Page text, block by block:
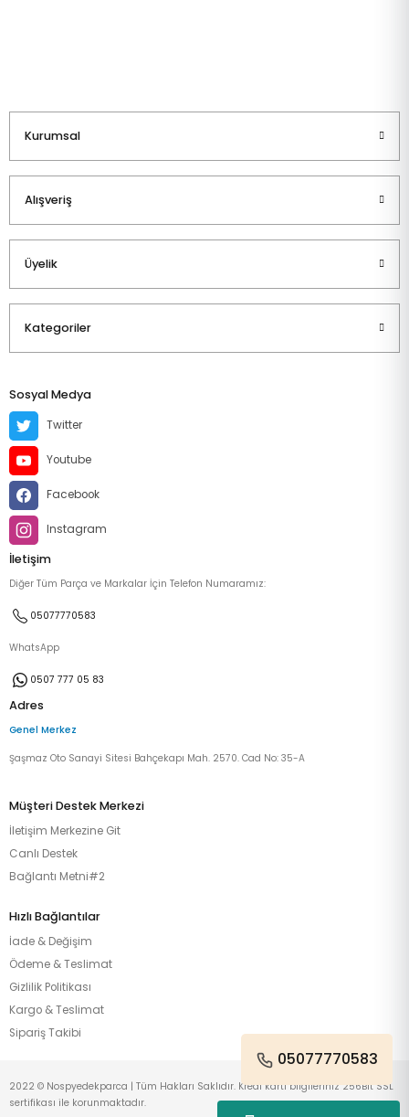
Kurumsal
Alışveriş
Üyelik
Kategoriler
Sosyal Medya
Twitter
Youtube
Facebook
Instagram
İletişim
Diğer Tüm Parça ve Markalar İçin Telefon Numaramız:
05077770583
WhatsApp
0507 777 05 83
Adres
Genel Merkez
Şaşmaz Oto Sanayi Sitesi Bahçekapı Mah. 2570. Cad No: 35-A
Müşteri Destek Merkezi
İletişim Merkezine Git
Canlı Destek
Bağlantı Metni#2
Hızlı Bağlantılar
İade & Değişim
Ödeme & Teslimat
Gizlilik Politikası
Kargo & Teslimat
Sipariş Takibi
05077770583
2022 © Nospyedekparca | Tüm Hakları Saklıdır. Kredi kartı bilgileriniz 256Bit SSL
sertifikası ile korunmaktadır.